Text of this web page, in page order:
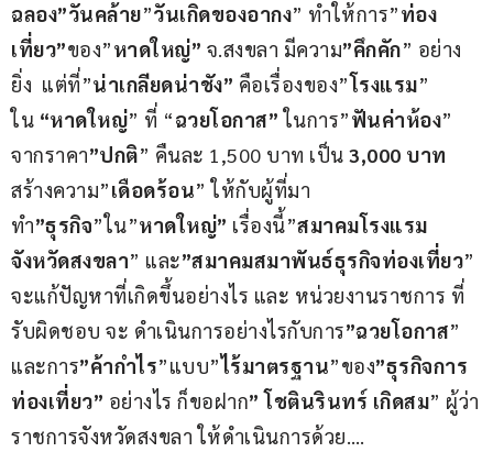
ฉลอง”วันคล้าย”วันเกิดของอากง” ทำให้การ”ท่อง
เที่ยว”ของ”หาดใหญ่” จ.สงขลา มีความ”คึกคัก” อย่าง
ยิ่ง  แต่ที่”น่าเกลียดน่าชัง” คือเรื่องของ”โรงแรม”
ใน “หาดใหญ่” ที่ “ฉวยโอกาส” ในการ”ฟันค่าห้อง”
จากราคา”ปกติ” คืนละ 1,500 บาท เป็น 3,000 บาท
สร้างความ”เดือดร้อน” ให้กับผู้ที่มา
ทำ”ธุรกิจ”ใน”หาดใหญ่” เรื่องนี้”สมาคมโรงแรม
จังหวัดสงขลา” และ”สมาคมสมาพันธ์ธุรกิจท่องเที่ยว”
จะแก้ปัญหาที่เกิดขึ้นอย่างไร และ หน่วยงานราชการ ที่
รับผิดชอบ จะ ดำเนินการอย่างไรกับการ”ฉวยโอกาส”
และการ”ค้ากำไร”แบบ”ไร้มาตรฐาน”ของ”ธุรกิจการ
ท่องเที่ยว” อย่างไร ก็ขอฝาก” โชตินรินทร์ เกิดสม” ผู้ว่า
ราชการจังหวัดสงขลา ให้ดำเนินการด้วย….